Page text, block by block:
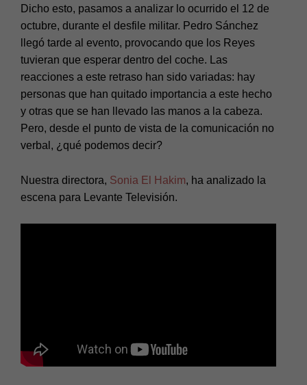
Dicho esto, pasamos a analizar lo ocurrido el 12 de
octubre, durante el desfile militar. Pedro Sánchez
llegó tarde al evento, provocando que los Reyes
tuvieran que esperar dentro del coche. Las
reacciones a este retraso han sido variadas: hay
personas que han quitado importancia a este hecho
y otras que se han llevado las manos a la cabeza.
Pero, desde el punto de vista de la comunicación no
verbal, ¿qué podemos decir?
Nuestra directora, Sonia El Hakim, ha analizado la
escena para Levante Televisión.